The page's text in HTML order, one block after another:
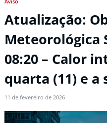
Atualização:
Meteorológica
08:20 – Calor
quarta (11) e a
11 de fevereiro de 2026